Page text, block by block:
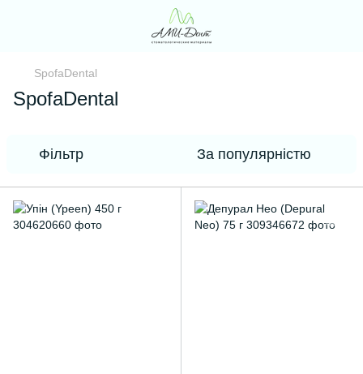
SpofaDental
SpofaDental
Фільтр За популярністю